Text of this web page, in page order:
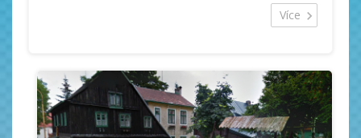
sociálním zařízením o celkovém počtu 19 lůžek s
možností přistýlky. Dále nabízíme příjemné posezení v
internet, WIFI,
možnost půjčení čtyrkolek (4x4, 550ccm)
Více